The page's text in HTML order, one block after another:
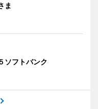
ま
ソフトバンク